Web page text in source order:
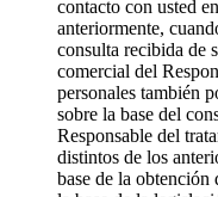
contacto con usted
anteriormente,
consulta recibida de
comercial del
personales también
sobre la base del
Responsable del
distintos de los
base de la